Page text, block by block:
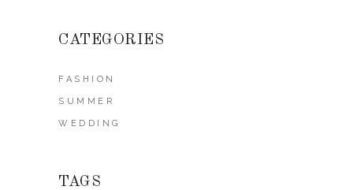
CATEGORIES
FASHION
SUMMER
WEDDING
TAGS